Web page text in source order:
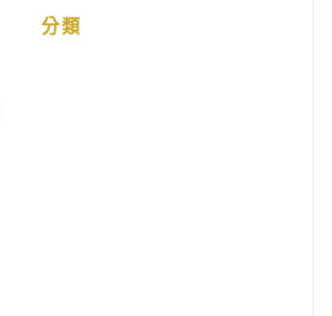
分類